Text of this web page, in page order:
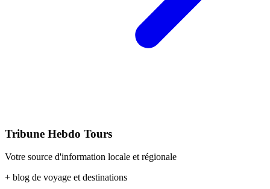
Tribune Hebdo Tours
Votre source d'information locale et régionale
+ blog de voyage et destinations